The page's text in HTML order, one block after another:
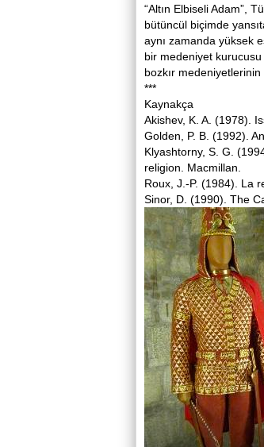
“Altın Elbiseli Adam”,
bütüncül biçimde
aynı zamanda yüksek
bir medeniyet kurucusu
bozkır
***
Kaynakça
Akishev, K. A. (1978).
Golden, P. B. (1992).
Klyashtorny, S. G.
religion. Macmillan.
Roux, J.-P. (1984). La
Sinor, D. (1990). The